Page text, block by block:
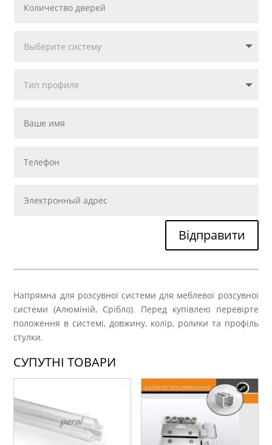
Відправити
Напрямна для розсувної системи для меблевої розсувної
системи (Алюміній, Срібло). Перед купівлею перевірте
положення в системі, довжину, колір, ролики та профіль
стулки.
СУПУТНІ ТОВАРИ